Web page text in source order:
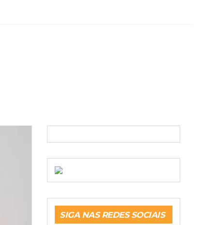
SIGA NAS REDES SOCIAIS